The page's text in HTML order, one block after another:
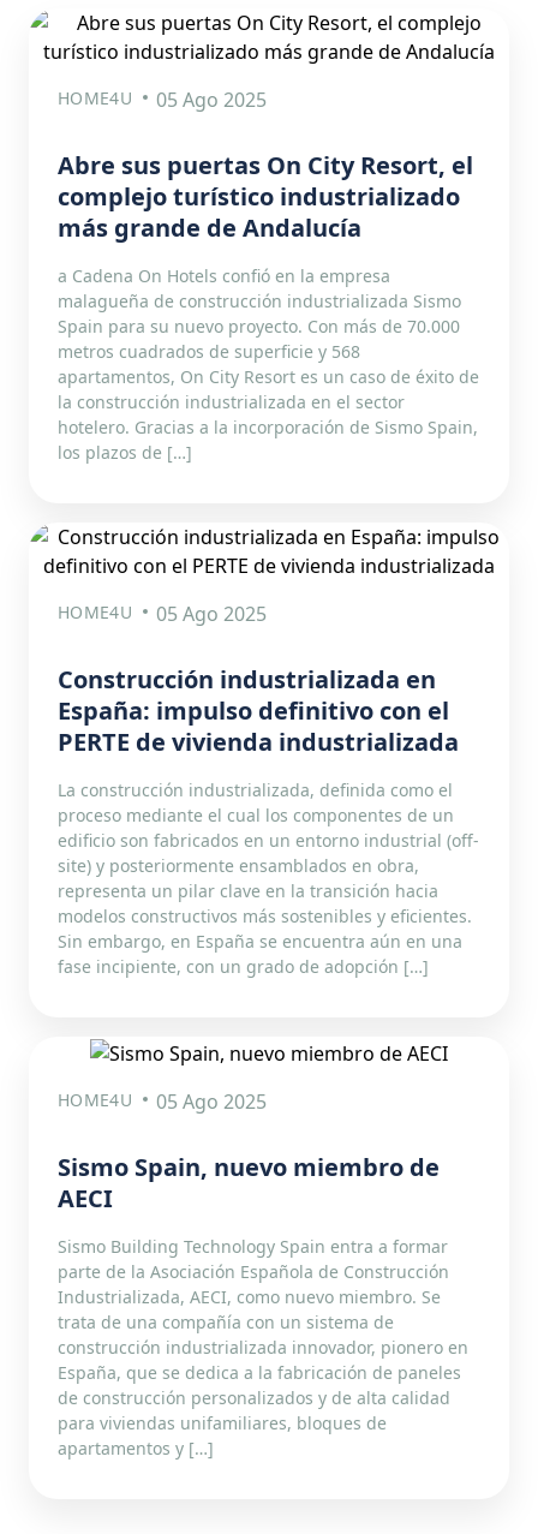
HOME4U 05 Ago 2025
Abre sus puertas On City Resort, el
complejo turístico industrializado
más grande de Andalucía
a Cadena On Hotels confió en la empresa
malagueña de construcción industrializada Sismo
Spain para su nuevo proyecto. Con más de 70.000
metros cuadrados de superficie y 568
apartamentos, On City Resort es un caso de éxito de
la construcción industrializada en el sector
hotelero. Gracias a la incorporación de Sismo Spain,
los plazos de […]
HOME4U 05 Ago 2025
Construcción industrializada en
España: impulso definitivo con el
PERTE de vivienda industrializada
La construcción industrializada, definida como el
proceso mediante el cual los componentes de un
edificio son fabricados en un entorno industrial (off-
site) y posteriormente ensamblados en obra,
representa un pilar clave en la transición hacia
modelos constructivos más sostenibles y eficientes.
Sin embargo, en España se encuentra aún en una
fase incipiente, con un grado de adopción […]
HOME4U 05 Ago 2025
Sismo Spain, nuevo miembro de
AECI
Sismo Building Technology Spain entra a formar
parte de la Asociación Española de Construcción
Industrializada, AECI, como nuevo miembro. Se
trata de una compañía con un sistema de
construcción industrializada innovador, pionero en
España, que se dedica a la fabricación de paneles
de construcción personalizados y de alta calidad
para viviendas unifamiliares, bloques de
apartamentos y […]